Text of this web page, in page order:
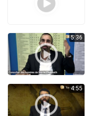
5:36
4:55